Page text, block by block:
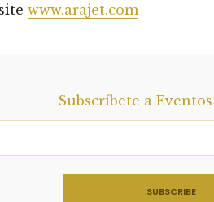
www.arajet.com
Subscríbete a